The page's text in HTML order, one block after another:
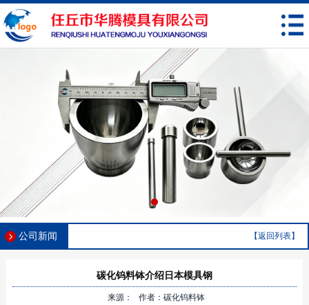
公司新闻 【返回列表】
碳化钨料钵介绍日本模具钢
来源： 作者：碳化钨料钵